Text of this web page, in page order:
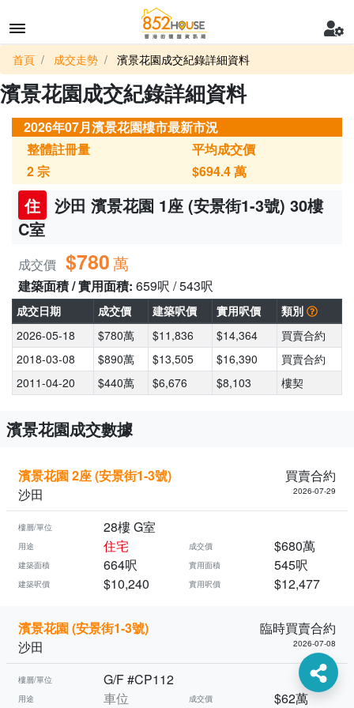
首頁 成交走勢 濱景花園成交紀錄詳細資料
濱景花園成交紀錄詳細資料
2026年07月濱景花園樓市最新市況
整體註冊量
2宗
平均成交價
$694.4萬
住
沙田 濱景花園 1座 (安景街1-3號) 30樓
C室
成交價 $780萬
建築面積 / 實用面積: 659呎 / 543呎
成交日期 成交價 建築呎價 實用呎價
類別
2026-05-18
$780萬 $11,836 $14,364
買賣合約
2018-03-08
$890萬 $13,505 $16,390
買賣合約
2011-04-20
$440萬 $6,676 $8,103 樓契
濱景花園成交數據
濱景花園 2座 (安景街1-3號)
買賣合約
沙田
2026-07-29
樓層/單位 28樓 G室
用途 住宅 成交價 $680萬
建築面積 664呎 實用面積 545呎
建築呎價 $10,240 實用呎價 $12,477
濱景花園 (安景街1-3號)
臨時買賣合約
沙田
2026-07-08
樓層/單位 G/F #CP112
用途 車位 成交價 $62萬